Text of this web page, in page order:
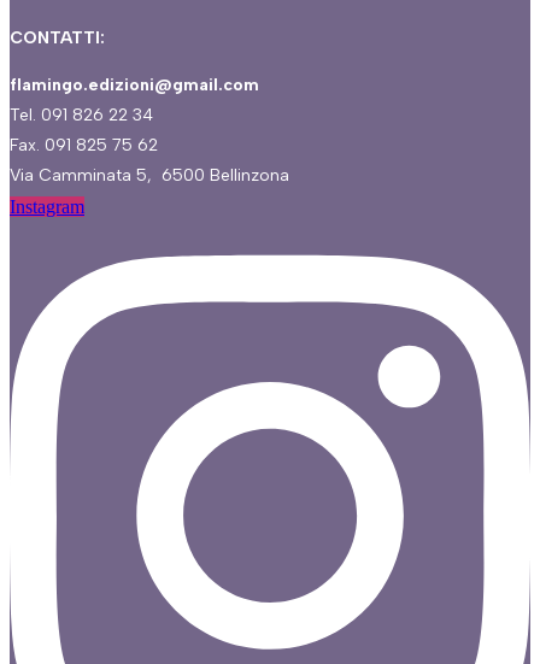
CONTATTI:
flamingo.edizioni@gmail.com
Tel. 091 826 22 34
Fax. 091 825 75 62
Via Camminata 5, 6500 Bellinzona
Instagram